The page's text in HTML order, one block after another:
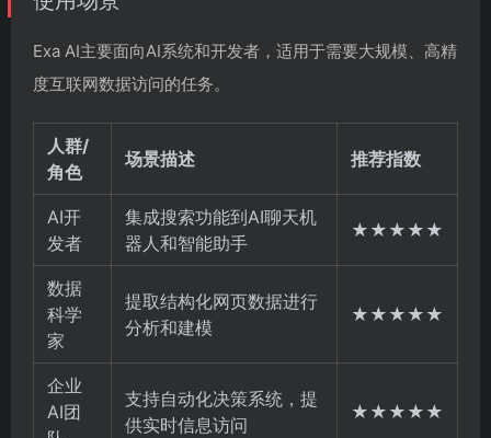
Exa AI主要面向AI系统和开发者，适用于需要大规模、高精
度互联网数据访问的任务。
人群/
角色
场景描述 推荐指数
AI开
发者
集成搜索功能到AI聊天机
器人和智能助手
★★★★★
数据
科学
家
提取结构化网页数据进行
分析和建模
★★★★★
企业
AI团
支持自动化决策系统，提
供实时信息访问
★★★★★